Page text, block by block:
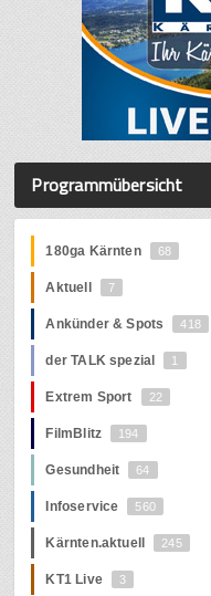
Programmübersicht
180ga Kärnten 68
Aktuell 7
Ankünder & Spots 418
der TALK spezial 1
Extrem Sport 22
FilmBlitz 194
Gesundheit 64
Infoservice 560
Kärnten.aktuell 245
KT1 Live 3